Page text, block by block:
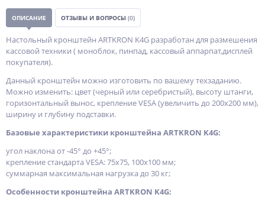
ОПИСАНИЕ ОТЗЫВЫ И ВОПРОСЫ (0)
Настольный кронштейн ARTKRON K4G разработан для размешения
кассовой техники ( моноблок, пинпад, кассовый аппарпат,дисплей
покупателя).
Данный кронштейн можно изготовить по вашему техзаданию.
Можно изменить: цвет (черный или серебристый), высоту штанги,
горизонтальный вынос, крепление VESA (увеличить до 200x200 мм),
ширину и глубину подставки.
Базовые характеристики кронштейна ARTKRON K4G:
угол наклона от -45° до +45°;
крепление стандарта VESA: 75x75, 100x100 мм;
суммарная максимальная нагрузка до 30 кг;
Особенности кронштейна ARTKRON K4G: